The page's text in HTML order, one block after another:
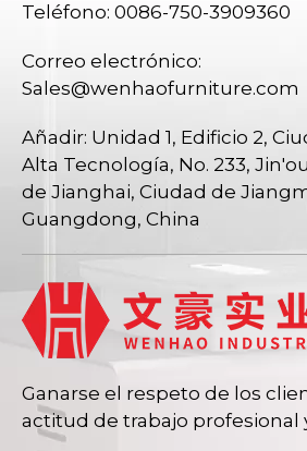
Teléfono: 0086-750-3909360
Correo electrónico:
Sales@wenhaofurniture.com
Añadir: Unidad 1, Edificio 2,
Alta Tecnología, No. 233,
de Jianghai, Ciudad de
Guangdong, China
Ganarse el respeto de los
actitud de trabajo profesional